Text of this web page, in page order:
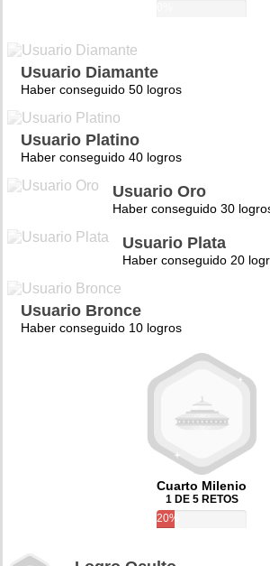
Usuario Diamante
Haber conseguido 50 logros
Usuario Platino
Haber conseguido 40 logros
Usuario Oro
Haber conseguido 30
Usuario Plata
Haber conseguido 20
Usuario Bronce
Haber conseguido 10 logros
Cuarto Milenio
1 DE 5 RETOS
20%